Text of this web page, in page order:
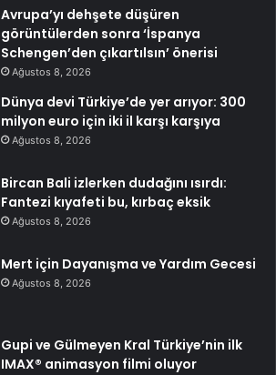
Avrupa’yı dehşete düşüren
görüntülerden sonra ‘İspanya
Schengen’den çıkartılsın’ önerisi
Ağustos 8, 2026
Dünya devi Türkiye’de yer arıyor: 300
milyon euro için iki il karşı karşıya
Ağustos 8, 2026
Bircan Bali izlerken dudağını ısırdı:
Fantezi kıyafeti bu, kırbaç eksik
Ağustos 8, 2026
Mert için Dayanışma ve Yardım Gecesi
Ağustos 8, 2026
Gupi ve Gülmeyen Kral Türkiye’nin ilk
IMAX® animasyon filmi oluyor